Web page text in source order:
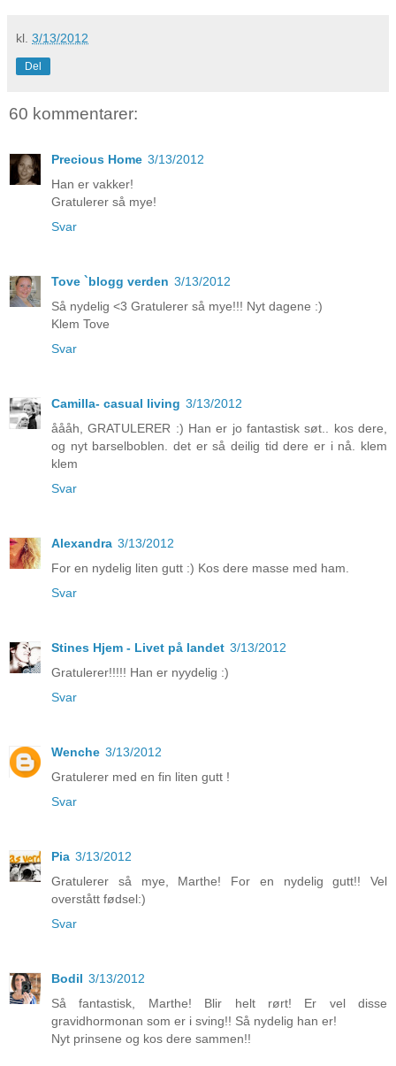
kl. 3/13/2012
Del
60 kommentarer:
Precious Home 3/13/2012
Han er vakker!
Gratulerer så mye!
Svar
Tove `blogg verden 3/13/2012
Så nydelig <3 Gratulerer så mye!!! Nyt dagene :)
Klem Tove
Svar
Camilla- casual living 3/13/2012
åååh, GRATULERER :) Han er jo fantastisk søt.. kos dere,
og nyt barselboblen. det er så deilig tid dere er i nå. klem
klem
Svar
Alexandra 3/13/2012
For en nydelig liten gutt :) Kos dere masse med ham.
Svar
Stines Hjem - Livet på landet 3/13/2012
Gratulerer!!!!! Han er nyydelig :)
Svar
Wenche 3/13/2012
Gratulerer med en fin liten gutt !
Svar
Pia 3/13/2012
Gratulerer så mye, Marthe! For en nydelig gutt!! Vel
overstått fødsel:)
Svar
Bodil 3/13/2012
Så fantastisk, Marthe! Blir helt rørt! Er vel disse
gravidhormonan som er i sving!! Så nydelig han er!
Nyt prinsene og kos dere sammen!!